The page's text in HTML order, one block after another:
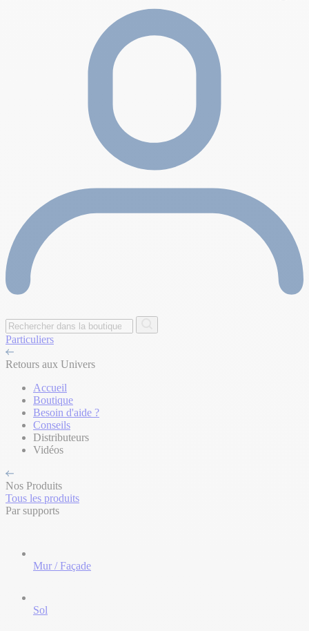
Particuliers
Retours aux Univers
Accueil
Boutique
Besoin d'aide ?
Conseils
Distributeurs
Vidéos
Nos Produits
Tous les produits
Par supports
Mur / Façade
Sol